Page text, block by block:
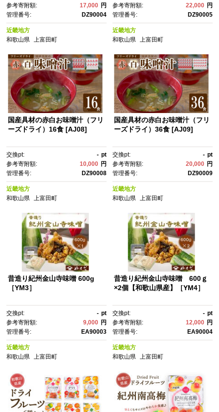
参考寄附額:
17,000 円
管理番号:
DZ90004
近畿地方
和歌山県
上富田町
参考寄附額:
22,000 円
管理番号:
DZ90005
近畿地方
和歌山県 上富田町
国産具材の赤白お味噌汁（フリ
ーズドライ）16食 [AJ08]
交換pt: - pt
参考寄附額:
10,000 円
管理番号:
DZ90008
近畿地方
和歌山県
上富田町
国産具材の赤白お味噌汁（フリ
ーズドライ）36食 [AJ09]
交換pt: - pt
参考寄附額:
20,000 円
管理番号:
DZ90009
近畿地方
和歌山県 上富田町
昔造り紀州金山寺味噌 600g
［YM3］
交換pt: - pt
参考寄附額:
9,000 円
管理番号:
EA90003
近畿地方
和歌山県
上富田町
昔造り紀州金山寺味噌 600ｇ
×2個【和歌山県産】［YM4］
交換pt: - pt
参考寄附額:
12,000 円
管理番号:
EA90004
近畿地方
和歌山県 上富田町